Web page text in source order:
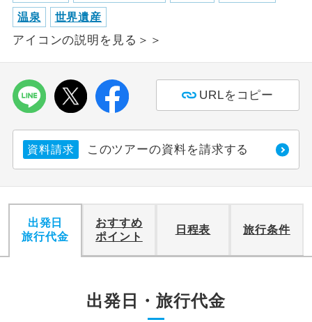
温泉 世界遺産
アイコンの説明を見る＞＞
URLをコピー
資料請求 このツアーの資料を請求する
出発日
旅行代金
おすすめ
ポイント
日程表 旅行条件
出発日・旅行代金
ホテル指定
す。
ス2席利用
す。